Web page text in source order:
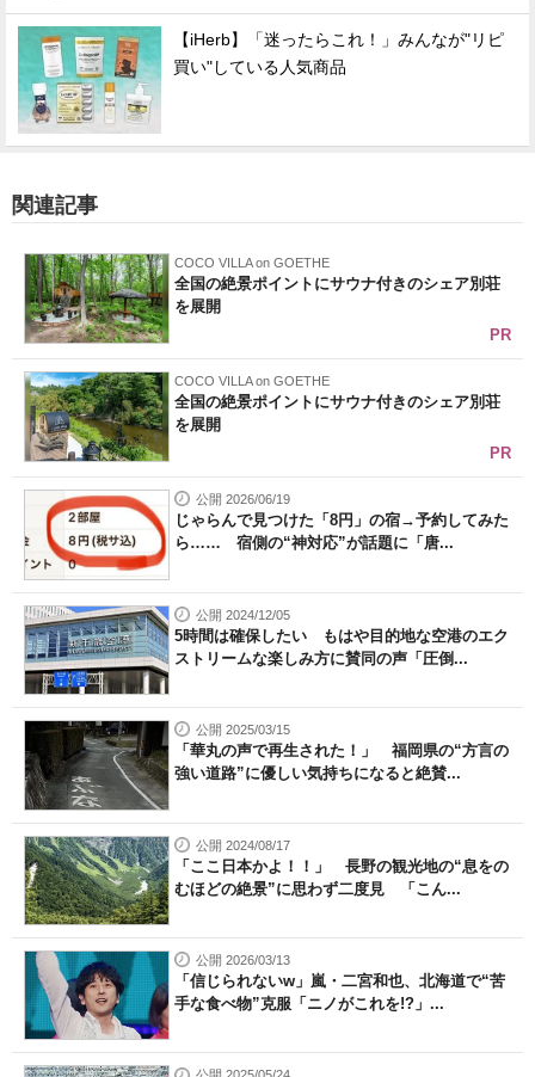
【iHerb】「迷ったらこれ！」みんなが"リピ
買い"している人気商品
関連記事
COCO VILLA on GOETHE
全国の絶景ポイントにサウナ付きのシェア別荘
を展開
PR
COCO VILLA on GOETHE
全国の絶景ポイントにサウナ付きのシェア別荘
を展開
PR
公開 2026/06/19
じゃらんで見つけた「8円」の宿→予約してみた
ら…… 宿側の“神対応”が話題に「唐...
公開 2024/12/05
5時間は確保したい もはや目的地な空港のエク
ストリームな楽しみ方に賛同の声「圧倒...
公開 2025/03/15
「華丸の声で再生された！」 福岡県の“方言の
強い道路”に優しい気持ちになると絶賛...
公開 2024/08/17
「ここ日本かよ！！」 長野の観光地の“息をの
むほどの絶景”に思わず二度見 「こん...
公開 2026/03/13
「信じられないw」嵐・二宮和也、北海道で“苦
手な食べ物”克服「ニノがこれを!?」...